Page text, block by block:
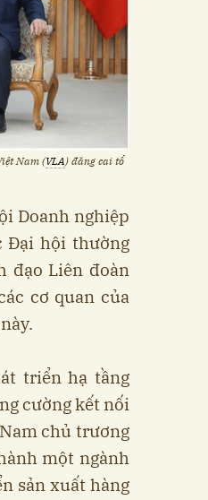
Nam (VLA) đăng cai tổ
Doanh nghiệp
Đại hội thường
đạo Liên đoàn
cơ quan của
triển hạ tầng
cường kết nối
chủ trương
một ngành
sản xuất hàng